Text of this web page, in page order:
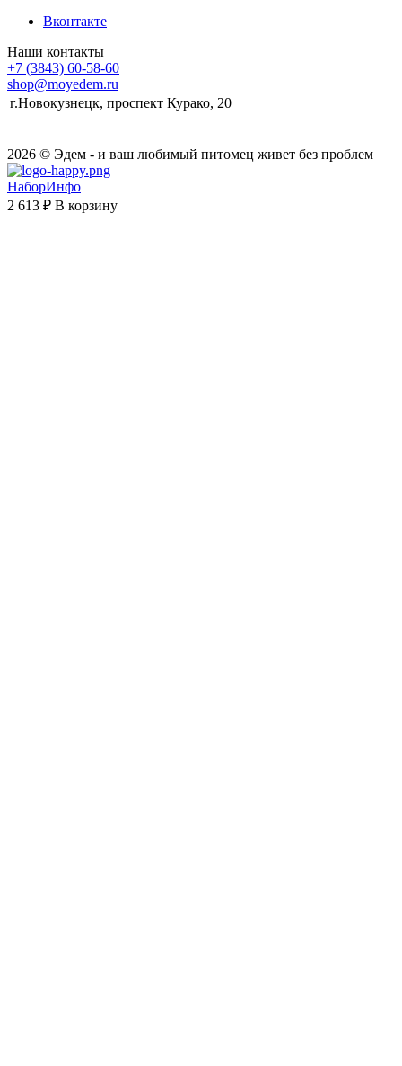
Вконтакте
Наши контакты
+7 (3843) 60-58-60
shop@moyedem.ru
г.Новокузнецк, проспект Курако, 20
2026 © Эдем - и ваш любимый питомец живет без проблем
НаборИнфо
2 613 ₽ В корзину